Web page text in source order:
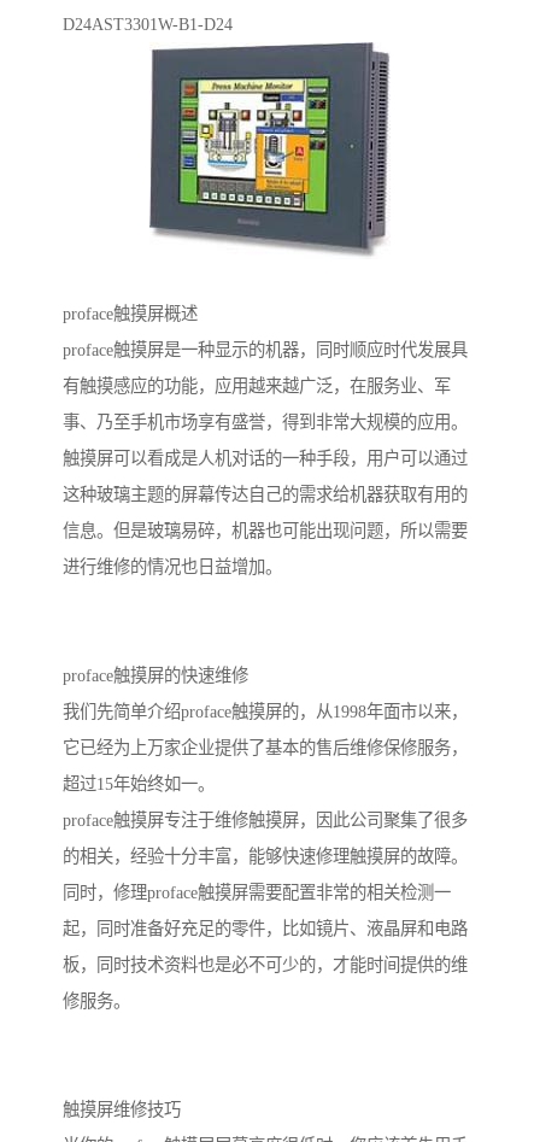
D24AST3301W-B1-D24
proface触摸屏概述
proface触摸屏是一种显示的机器，同时顺应时代发展具
有触摸感应的功能，应用越来越广泛，在服务业、军
事、乃至手机市场享有盛誉，得到非常大规模的应用。
触摸屏可以看成是人机对话的一种手段，用户可以通过
这种玻璃主题的屏幕传达自己的需求给机器获取有用的
信息。但是玻璃易碎，机器也可能出现问题，所以需要
进行维修的情况也日益增加。
proface触摸屏的快速维修
我们先简单介绍proface触摸屏的，从1998年面市以来，
它已经为上万家企业提供了基本的售后维修保修服务，
超过15年始终如一。
proface触摸屏专注于维修触摸屏，因此公司聚集了很多
的相关，经验十分丰富，能够快速修理触摸屏的故障。
同时，修理proface触摸屏需要配置非常的相关检测一
起，同时准备好充足的零件，比如镜片、液晶屏和电路
板，同时技术资料也是必不可少的，才能时间提供的维
修服务。
触摸屏维修技巧